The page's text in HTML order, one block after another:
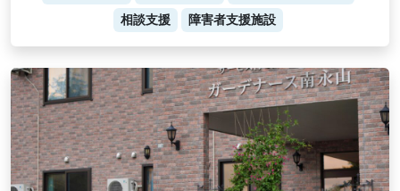
相談支援
障害者支援施設